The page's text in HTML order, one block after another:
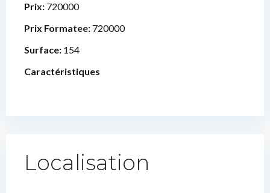
Prix: 720000
Prix Formatee: 720000
Surface: 154
Caractéristiques
Localisation